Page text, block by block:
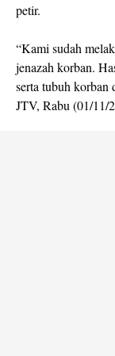
petir.
“Kami sudah
jenazah korban.
serta tubuh korban
JTV, Rabu (01/11/